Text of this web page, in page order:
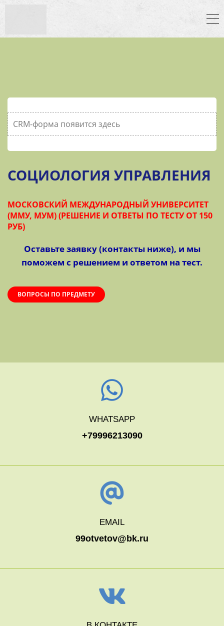
CRM-форма появится здесь
СОЦИОЛОГИЯ УПРАВЛЕНИЯ
МОСКОВСКИЙ МЕЖДУНАРОДНЫЙ УНИВЕРСИТЕТ
(ММУ, МУМ) (РЕШЕНИЕ И ОТВЕТЫ ПО ТЕСТУ ОТ 150
РУБ)
Оставьте заявку (контакты ниже), и мы
поможем с решением и ответом на тест.
ВОПРОСЫ ПО ПРЕДМЕТУ
WHATSAPP
+79996213090
EMAIL
99otvetov@bk.ru